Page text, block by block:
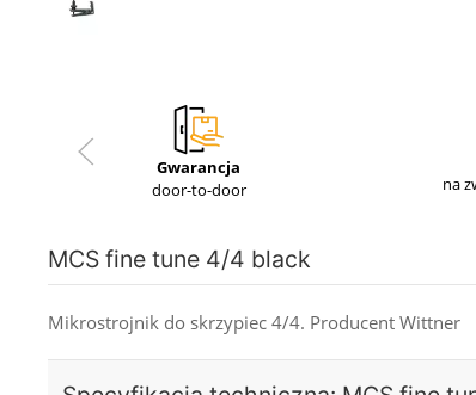
Gwarancja
door-to-door
na
MCS fine tune 4/4 black
Mikrostrojnik do skrzypiec 4/4. Producent Wittner